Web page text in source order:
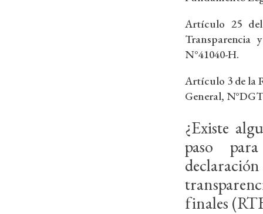
Artículo 25
Transparencia
N°41040-H.
Artículo 3 de la
General,
¿Existe
paso
finales